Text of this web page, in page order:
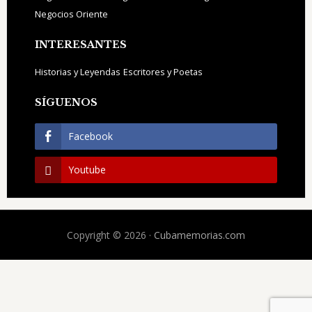
Negocios Oriente
INTERESANTES
Historias y Leyendas Escritores y Poetas
SÍGUENOS
Facebook
Youtube
Copyright © 2026 · Cubamemorias.com